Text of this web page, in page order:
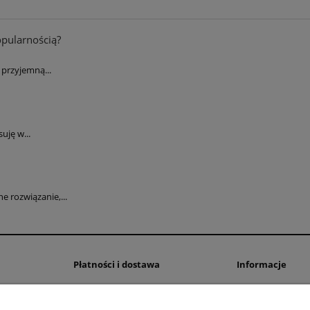
w...
rozwiązanie,...
Płatności i dostawa Informacje